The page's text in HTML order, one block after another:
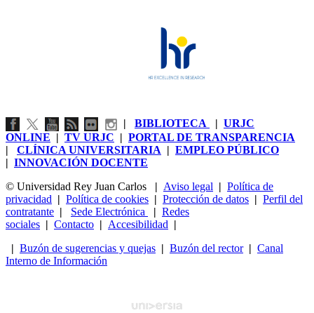
| BIBLIOTECA | URJC
ONLINE | TV URJC | PORTAL DE TRANSPARENCIA
| CLÍNICA UNIVERSITARIA | EMPLEO PÚBLICO
| INNOVACIÓN DOCENTE
© Universidad Rey Juan Carlos
| Aviso legal | Política de
privacidad | Política de cookies | Protección de datos | Perfil del
contratante | Sede Electrónica | Redes
sociales | Contacto | Accesibilidad |
| Buzón de sugerencias y quejas | Buzón del rector| Canal
Interno de Información